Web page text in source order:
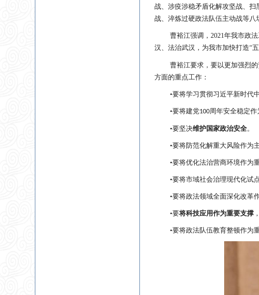
战、涉疫涉稳矛盾化解攻坚战、
战、淬炼过硬政法队伍主动战等
曹裕江强调 ， 2021年我市政
汉、法治武汉，为我市加快打造“
曹裕江要求 ， 要以更加强烈
方面的重点工作：
•要将学习贯彻习近平新时代
•要将建党100周年安全稳定作
•要坚决维护国家政治安全。
•要将防范化解重大风险作为
•要将优化法治营商环境作为
•要将市域社会治理现代化试
•要将政法领域全面深化改革
•要将科技应用作为重要支撑
•要将政法队伍教育整顿作为